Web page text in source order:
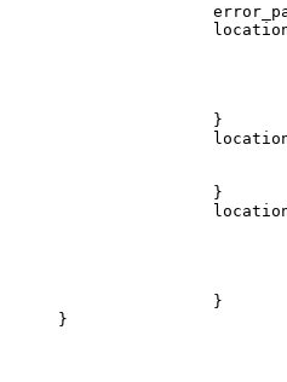
                }
                }
                }
}